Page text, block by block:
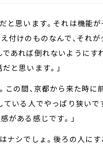
と思います。それは機能が
付けのものなんで、それ
であれば倒れないようにす
と思います。」
この間、京都から来た時に
ている人でやっぱり狭いで
がある感じです。」
ナシでしょ。後ろの人に